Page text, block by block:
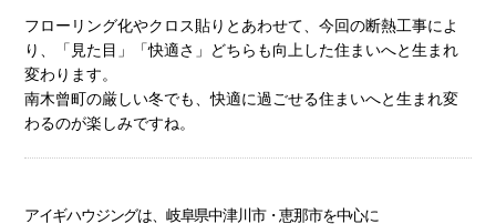
フローリング化やクロス貼りとあわせて、今回の断熱工事によ
り、「見た目」「快適さ」どちらも向上した住まいへと生まれ
変わります。
南木曾町の厳しい冬でも、快適に過ごせる住まいへと生まれ変
わるのが楽しみですね。
アイギハウジングは、岐阜県中津川市・恵那市を中心に